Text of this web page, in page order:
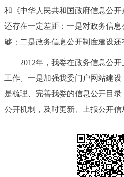
和《中华人民共和国政府信息公
还存在一定差距：一是对政务信
够；二是政务信息公开制度建设还
2012年，我委在政务信息公开
工作。一是加强我委门户网站建
是梳理、完善我委的信息公开目
公开机制，及时更新、上报公开信